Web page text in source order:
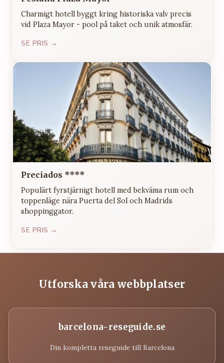
Charmigt hotell byggt kring historiska valv precis
vid Plaza Mayor - pool på taket och unik atmosfär.
SE PRIS →
Preciados ****
Populärt fyrstjärnigt hotell med bekväma rum och
toppenläge nära Puerta del Sol och Madrids
shoppinggator.
SE PRIS →
Utforska våra webbplatser
barcelona-reseguide.se
Din kompletta reseguide till Barcelona